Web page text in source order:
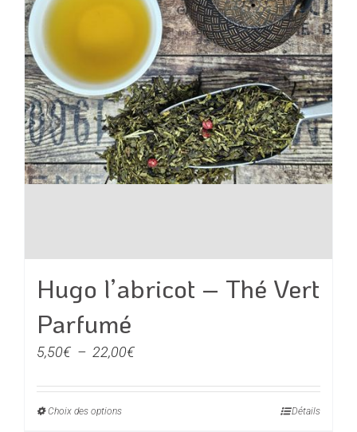
choisies
page
du
produit
Hugo l’abricot – Thé Vert
Parfumé
5,50€ – 22,00€Plage
prix :
Choix des optionsCe
Détails